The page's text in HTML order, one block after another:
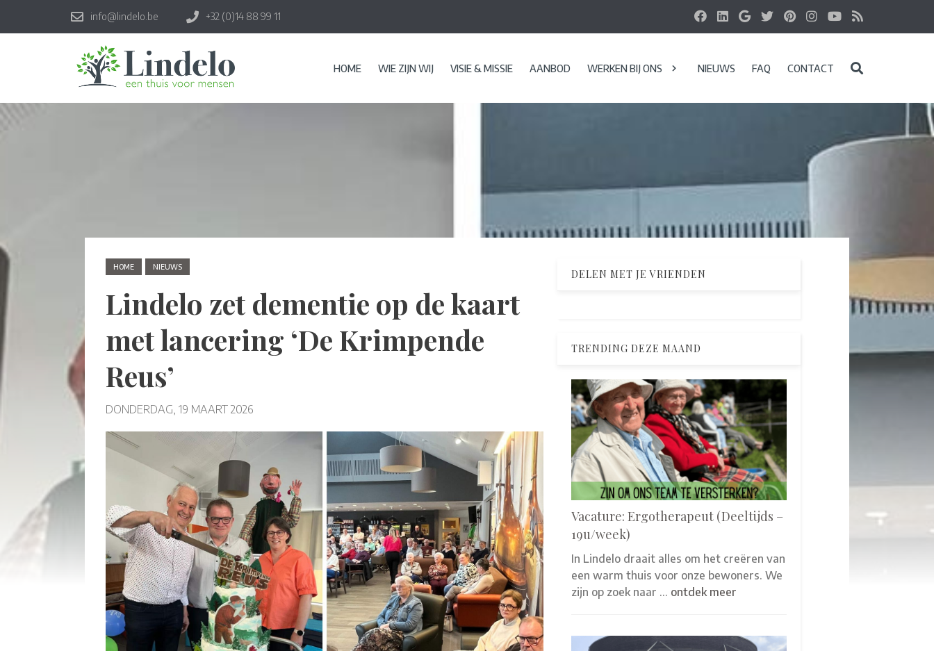
info@lindelo.be +32 (0)14 88 99 11
HOME WIE ZIJN WIJ VISIE & MISSIE AANBOD WERKEN BIJ ONS NIEUWS FAQ CONTACT
HOME NIEUWS
Lindelo zet dementie op de kaart
met lancering ‘De Krimpende
Reus’
DONDERDAG, 19 MAART 2026
DELEN MET JE VRIENDEN
TRENDING DEZE MAAND
Vacature: Ergotherapeut (Deeltijds –
19u/week)
In Lindelo draait alles om het creëren van
een warm thuis voor onze bewoners. We
zijn op zoek naar … ontdek meer